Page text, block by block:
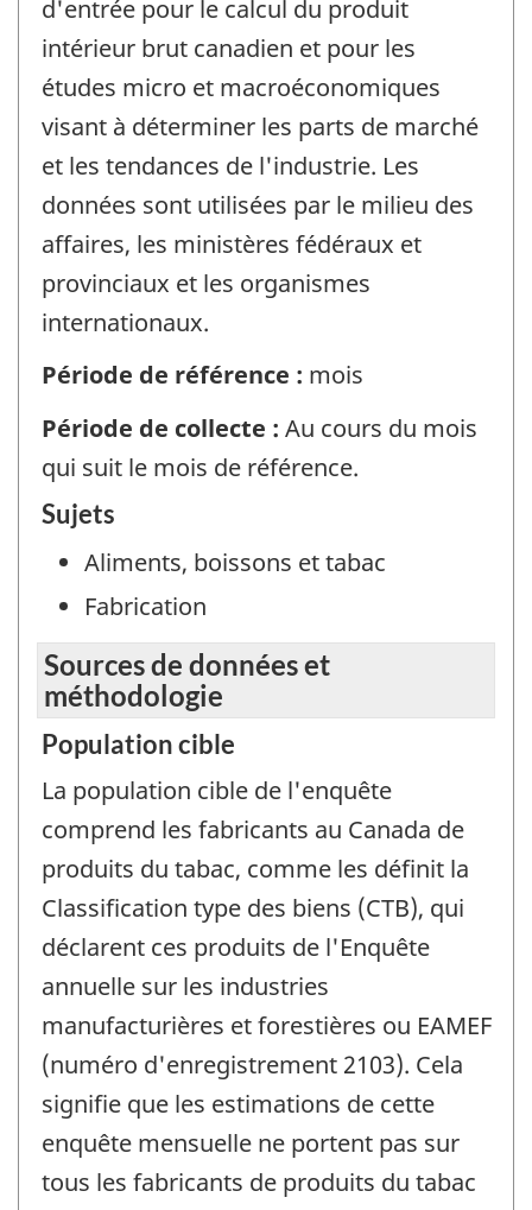
d'entrée pour le calcul du produit
intérieur brut canadien et pour les
études micro et macroéconomiques
visant à déterminer les parts de marché
et les tendances de l'industrie. Les
données sont utilisées par le milieu des
affaires, les ministères fédéraux et
provinciaux et les organismes
internationaux.
Période de référence : mois
Période de collecte : Au cours du mois
qui suit le mois de référence.
Sujets
Aliments, boissons et tabac
Fabrication
Sources de données et
méthodologie
Population cible
La population cible de l'enquête
comprend les fabricants au Canada de
produits du tabac, comme les définit la
Classification type des biens (CTB), qui
déclarent ces produits de l'Enquête
annuelle sur les industries
manufacturières et forestières ou EAMEF
(numéro d'enregistrement 2103). Cela
signifie que les estimations de cette
enquête mensuelle ne portent pas sur
tous les fabricants de produits du tabac